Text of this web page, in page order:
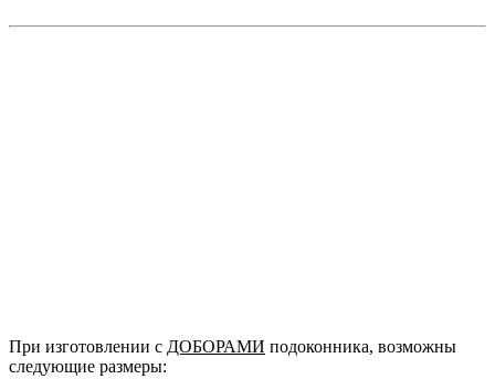
При изготовлении c ДОБОРАМИ подоконника, возможны
следующие размеры: